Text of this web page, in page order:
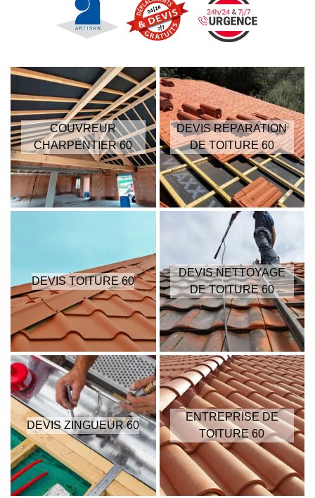
COUVREUR
CHARPENTIER 60
DEVIS RÉPARATION
DE TOITURE 60
DEVIS TOITURE 60
DEVIS NETTOYAGE
DE TOITURE 60
DEVIS ZINGUEUR 60
ENTREPRISE DE
TOITURE 60